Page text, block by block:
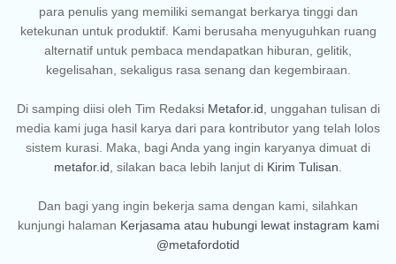
para penulis yang memiliki semangat berkarya tinggi dan
ketekunan untuk produktif. Kami berusaha menyuguhkan ruang
alternatif untuk pembaca mendapatkan hiburan, gelitik,
kegelisahan, sekaligus rasa senang dan kegembiraan.
Di samping diisi oleh Tim Redaksi Metafor.id , unggahan tulisan di
media kami juga hasil karya dari para kontributor yang telah lolos
sistem kurasi. Maka, bagi Anda yang ingin karyanya dimuat di
metafor.id , silakan baca lebih lanjut di Kirim Tulisan
Dan bagi yang ingin bekerja sama dengan kami, silahkan
kunjungi halaman Kerjasama atau hubungi lewat instagram kami
@metafordotid